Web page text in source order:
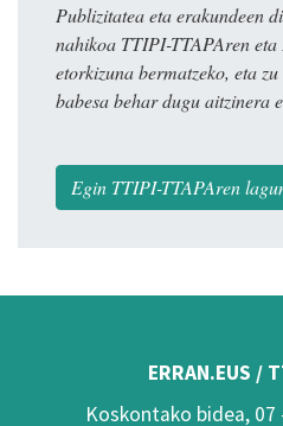
Publizitatea eta erakundeen
nahikoa TTIPI-TTAPAren
etorkizuna bermatzeko, eta
babesa behar dugu aitzinera
Egin TTIPI-TTAPAren
ERRAN.EUS /
Koskontako bidea, 07